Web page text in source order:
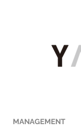
MANAGEMENT